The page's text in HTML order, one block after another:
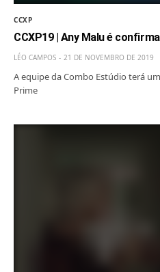
CCXP
CCXP19 | Any Malu é
LÉO CAMPOS 21 DE NOVEMBRO DE 2019
A equipe da Combo Estúdio terá
Prime